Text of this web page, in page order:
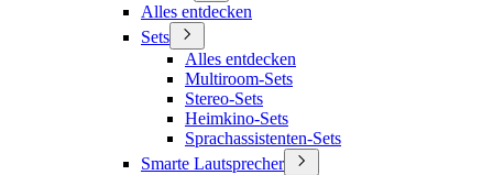
Alles entdecken
Sets
Alles entdecken
Multiroom-Sets
Stereo-Sets
Heimkino-Sets
Sprachassistenten-Sets
Smarte Lautsprecher